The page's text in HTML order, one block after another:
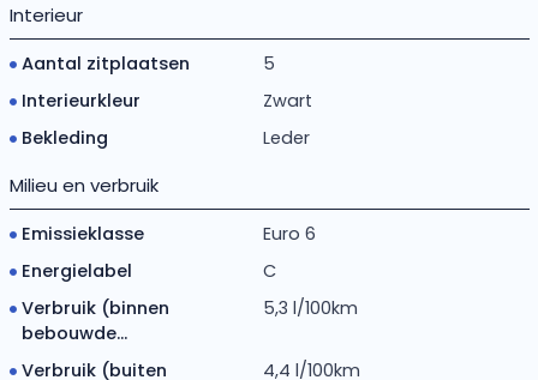
Interieur
Aantal zitplaatsen
5
Interieurkleur
Zwart
Bekleding
Leder
Milieu en verbruik
Emissieklasse
Euro 6
Energielabel
C
Verbruik (binnen
bebouwde...
5,3 l/100km
Verbruik (buiten
4,4 l/100km